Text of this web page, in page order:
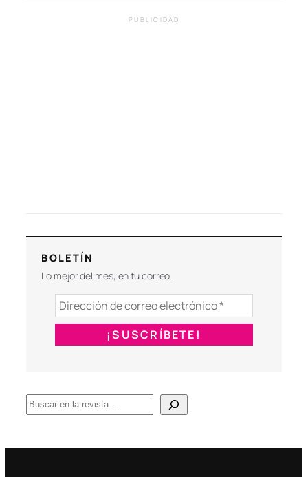
PUBLICIDAD
BOLETÍN
Lo mejor del mes, en tu correo.
B
u
c